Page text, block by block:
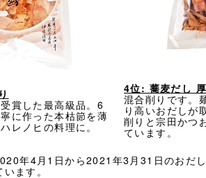
賞した最高級品。6
に作った本枯節を薄
レノヒの料理に。
4位: 蕎麦だし
混合削りです。
り高いおだしが
削りと宗田かつ
ています。
年4月1日から2021年3月31日のおだ
ます。